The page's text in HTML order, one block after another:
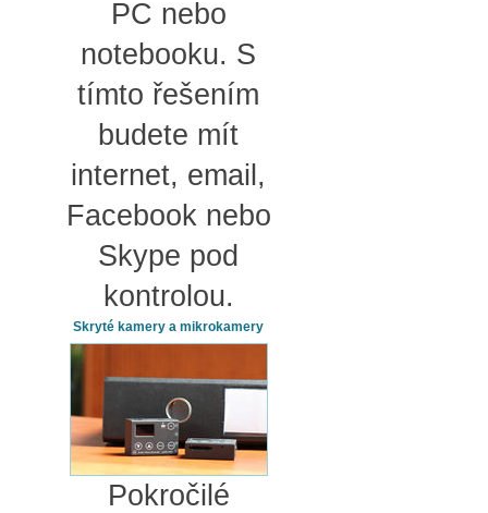
PC nebo
notebooku. S
tímto řešením
budete mít
internet, email,
Facebook nebo
Skype pod
kontrolou.
Skryté kamery a mikrokamery
Pokročilé